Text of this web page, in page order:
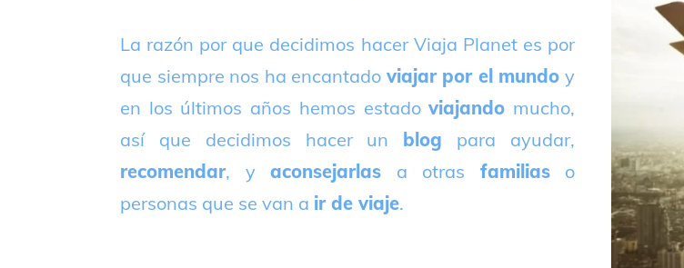
La razón por que decidimos hacer Viaja Planet es por
que siempre nos ha encantado viajar por el mundo y
en los últimos años hemos estadoviajando mucho,
así que decidimos hacer un blog para ayudar,
recomendar, y aconsejarlas a otras familiaso
personas que se van a ir de viaje.